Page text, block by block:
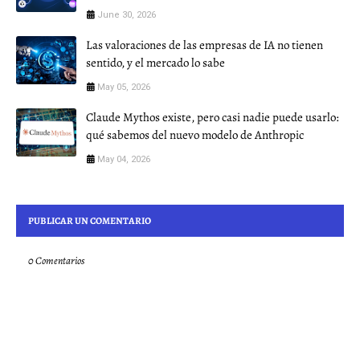
June 30, 2026
Las valoraciones de las empresas de IA no tienen
sentido, y el mercado lo sabe
May 05, 2026
Claude Mythos existe, pero casi nadie puede usarlo:
qué sabemos del nuevo modelo de Anthropic
May 04, 2026
PUBLICAR UN COMENTARIO
0 Comentarios